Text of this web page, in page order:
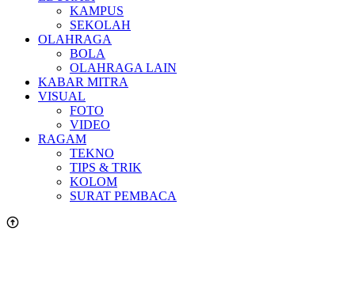
KAMPUS
SEKOLAH
OLAHRAGA
BOLA
OLAHRAGA LAIN
KABAR MITRA
VISUAL
FOTO
VIDEO
RAGAM
TEKNO
TIPS & TRIK
KOLOM
SURAT PEMBACA